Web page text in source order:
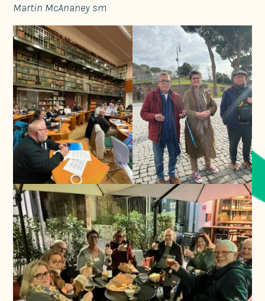
Martin McAnaney sm